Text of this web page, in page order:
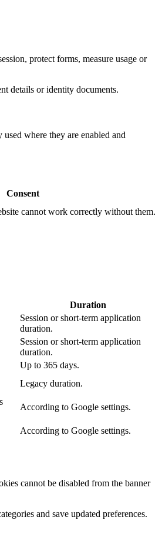
protect forms, measure usage or
details or identity documents.
where they are enabled and
Consent
cannot work correctly without them.
Duration
Session or short-term application
duration.
Session or short-term application
duration.
Up to 365 days.
Legacy duration.
According to Google settings.
According to Google settings.
cannot be disabled from the banner
and save updated preferences.